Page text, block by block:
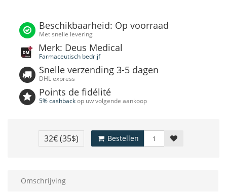
Beschikbaarheid: Op voorraad
Met snelle levering
Merk: Deus Medical
Farmaceutisch bedrijf
Snelle verzending 3-5 dagen
DHL express
Points de fidélité
5% cashbackop uw volgende aankoop
32€(35$) Bestellen
Omschrijving